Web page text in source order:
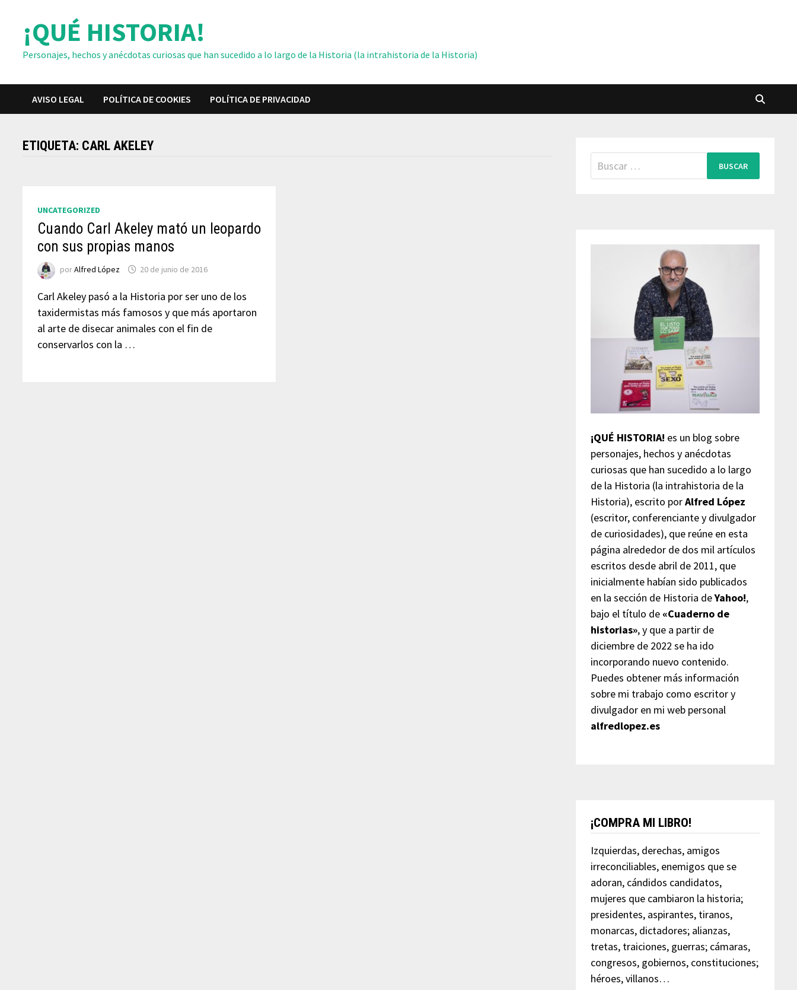
contenido¡QUÉ HISTORIA!
Personajes, hechos y anécdotas curiosas que han sucedido a lo largo de la Historia (la intrahistoria de la Historia)
AVISO LEGAL POLÍTICA DE COOKIES POLÍTICA DE PRIVACIDAD
ETIQUETA: CARL AKELEY
UNCATEGORIZED
Cuando Carl Akeley mató un leopardo
con sus propias manos
porAlfred López 20 de junio de 2016
Carl Akeley pasó a la Historia por ser uno de los
taxidermistas más famosos y que más aportaron
al arte de disecar animales con el fin de
conservarlos con la …
Buscar:
¡QUÉ HISTORIA! es un blog sobre
personajes, hechos y anécdotas
curiosas que han sucedido a lo largo
de la Historia (la intrahistoria de la
Historia), escrito porAlfred López
(escritor, conferenciante y divulgador
de curiosidades), que reúne en esta
página alrededor de dos mil artículos
escritos desde abril de 2011, que
inicialmente habían sido publicados
en la sección de Historia deYahoo!,
bajo el título de «Cuaderno de
historias», y que a partir de
diciembre de 2022 se ha ido
incorporando nuevo contenido.
Puedes obtener más información
sobre mi trabajo como escritor y
divulgador en mi web personal
alfredlopez.es
¡COMPRA MI LIBRO!
Izquierdas, derechas, amigos
irreconciliables, enemigos que se
adoran, cándidos candidatos,
mujeres que cambiaron la historia;
presidentes, aspirantes, tiranos,
monarcas, dictadores; alianzas,
tretas, traiciones, guerras; cámaras,
congresos, gobiernos, constituciones;
héroes, villanos…